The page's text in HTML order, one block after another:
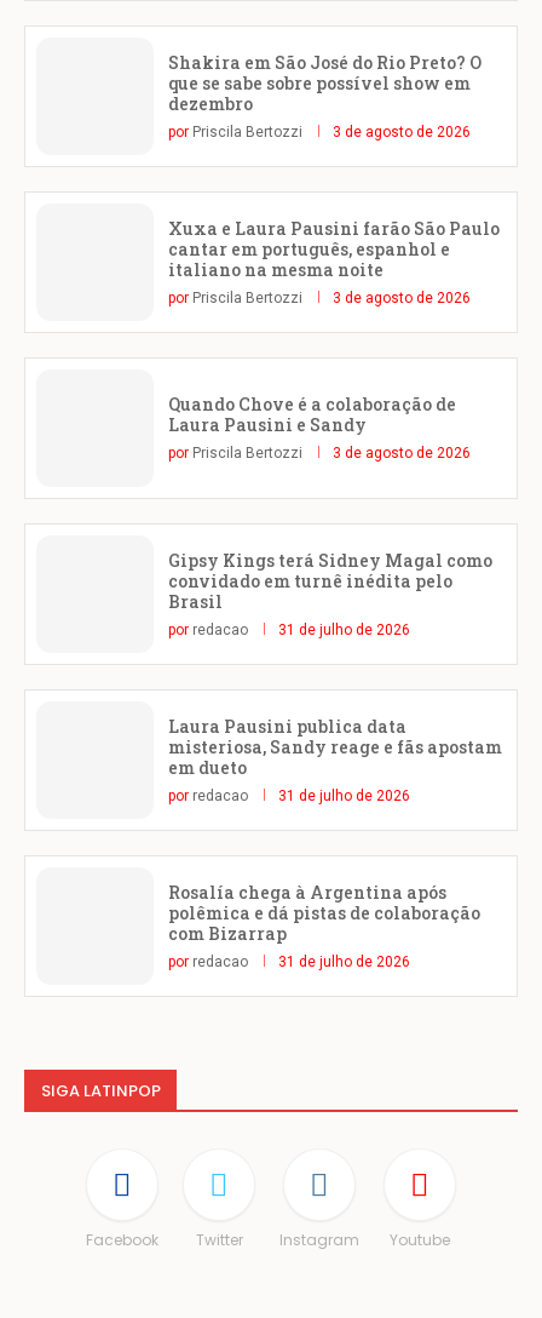
Shakira em São José do Rio Preto? O
que se sabe sobre possível show em
dezembro
por Priscila Bertozzi 3 de agosto de 2026
Xuxa e Laura Pausini farão São Paulo
cantar em português, espanhol e
italiano na mesma noite
por Priscila Bertozzi 3 de agosto de 2026
Quando Chove é a colaboração de
Laura Pausini e Sandy
por Priscila Bertozzi 3 de agosto de 2026
Gipsy Kings terá Sidney Magal como
convidado em turnê inédita pelo
Brasil
por redacao 31 de julho de 2026
Laura Pausini publica data
misteriosa, Sandy reage e fãs apostam
em dueto
por redacao 31 de julho de 2026
Rosalía chega à Argentina após
polêmica e dá pistas de colaboração
com Bizarrap
por redacao 31 de julho de 2026
SIGA LATINPOP
Facebook Twitter Instagram Youtube